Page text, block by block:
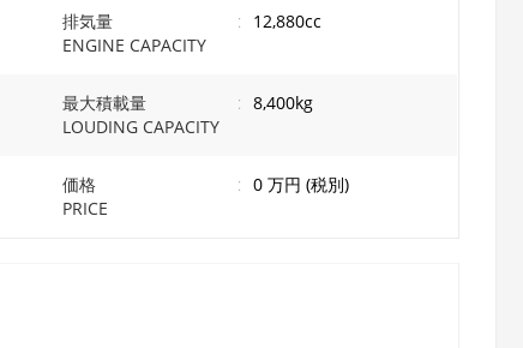
排気量
ENGINE CAPACITY
: 12,880cc
最大積載量
LOUDING CAPACITY
: 8,400kg
価格
PRICE
: 0 万円 (税別)